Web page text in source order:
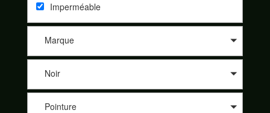
de Philippe, Trail Store, Télémark Pyrénées, Alpinstore ou
encore Chullanka. Et cela au meilleur prix. Naviguez sur le
comparateur, sélectionnez les critères de votre choix et
découvrez votre paire de chaussures de sport adaptée parmi
un large éventail.
Imperméable
Marque
Noir
Pointure